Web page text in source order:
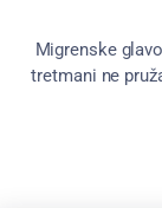
Migrenske
tretmani ne